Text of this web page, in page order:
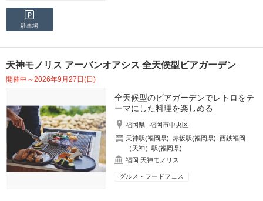
駐車場
天神モノリス アーバンオアシス 全天候型ビアガーデン
開催中～2026年9月27日(日)
全天候型のビアガーデンでレトロをテ
ーマにした料理を楽しめる
福岡県
福岡市中央区
天神駅(福岡県) ,赤坂駅(福岡県) ,西鉄福岡
（天神）駅(福岡県)
福岡 天神モノリス
グルメ・フードフェス